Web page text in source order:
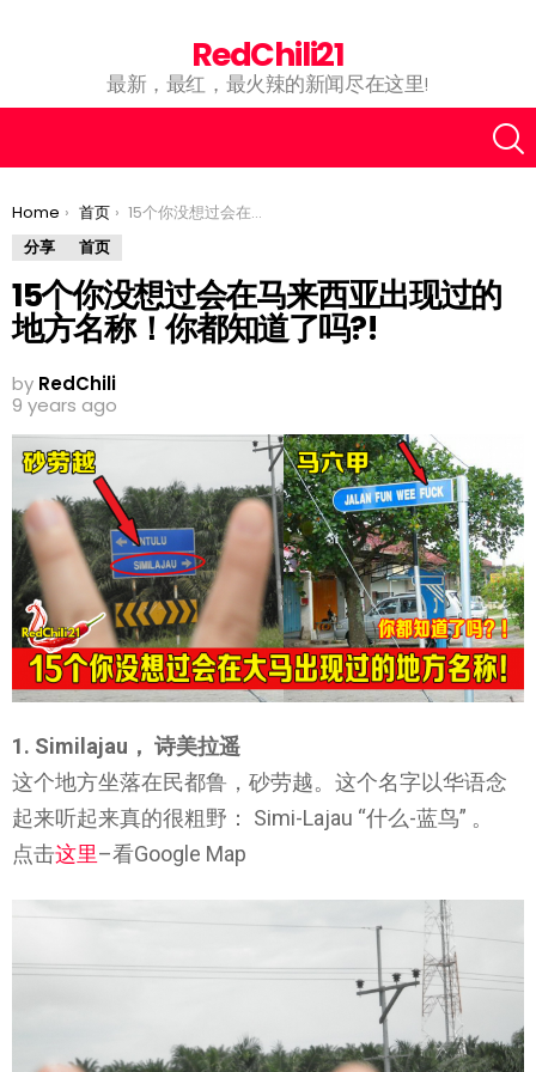
RedChili21
最新，最红，最火辣的新闻尽在这里!
You are here:
Home 首页
15个你没想过会在马来西亚出现过的地方名称！你都知道了吗?!
分享
首页
15个你没想过会在马来西亚出现过的
地方名称！你都知道了吗?!
by RedChili
9 years ago
1. Similajau， 诗美拉遥
这个地方坐落在民都鲁，砂劳越。这个名字以华语念
起来听起来真的很粗野： Simi-Lajau “什么-蓝鸟” 。
点击这里–看Google Map